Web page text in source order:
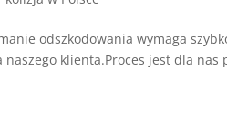
odszkodowania wymaga
klienta.Proces jest dla